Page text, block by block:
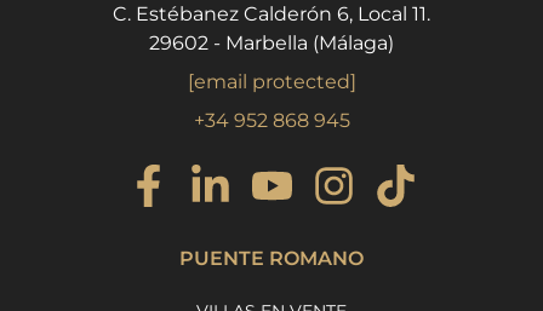
C. Estébanez Calderón 6, Local 11.
29602 - Marbella (Málaga)
[email protected]
+34 952 868 945
PUENTE ROMANO